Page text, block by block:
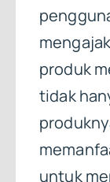
produk
tidak
untuk